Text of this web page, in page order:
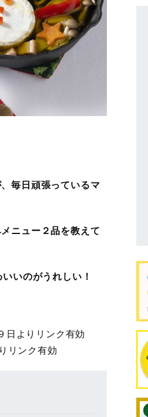
毎日頑張っているマ
ニュー２品を教えて
いいのがうれしい！
日よりリンク有効
リンク有効